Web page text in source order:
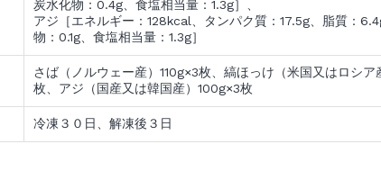
炭水化物：0.4g、食塩相当量：1.3g］、
アジ［エネルギー：128kcal、タンパク質：17.5g、脂質：
物：0.1g、食塩相当量：1.3g］
さば（ノルウェー産）110g×3枚、縞ほっけ（米国又はロシア
枚、アジ（国産又は韓国産）100g×3枚
冷凍３０日、解凍後３日